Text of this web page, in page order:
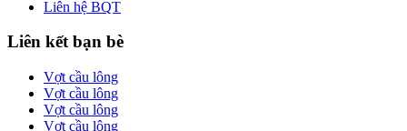
Liên hệ BQT
Liên kết bạn bè
Vợt cầu lông
Vợt cầu lông
Vợt cầu lông
Vợt cầu lông